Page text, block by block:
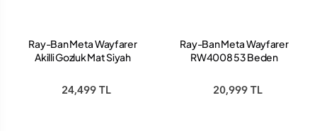
Ray-Ban Meta Wayfarer
Akilli Gozluk Mat Siyah
24,499 TL
Ray-Ban Meta Wayfarer
RW4008 53 Beden
Polarize Grafit
20,999 TL